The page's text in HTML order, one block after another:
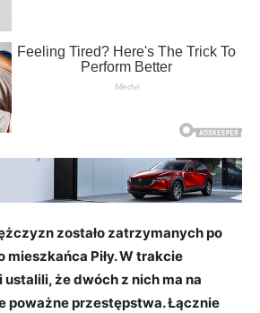
zostało zatrzymanych po
Piły. W trakcie
że dwóch z nich ma na
poważne przestępstwa. Łącznie